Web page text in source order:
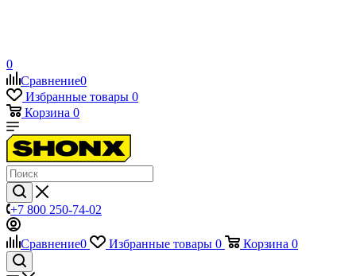
0
Сравнение0
Избранные товары 0
Корзина 0
+7 800 250-74-02
Сравнение0 Избранные товары 0 Корзина 0